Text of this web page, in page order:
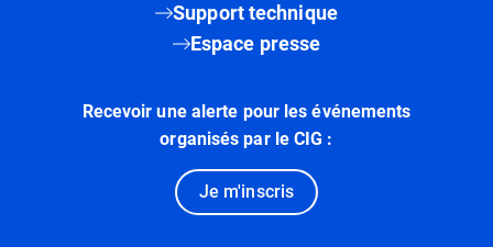
Support technique
Espace presse
Recevoir une alerte pour les événements
organisés par le CIG :
Je m'inscris